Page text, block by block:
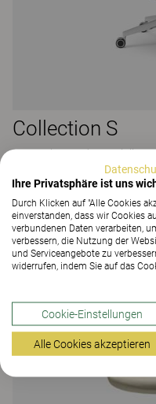
Collection S
265 Farben und Materialien|
Ihre Privatsphäre ist uns
Durch Klicken auf "Alle Cookies
einverstanden, dass wir Cookies
verbundenen Daten verarbeiten,
verbessern, die Nutzung der
und Serviceangebote zu
widerrufen, indem Sie auf das
Cookie-Einstellungen
Alle Cookies akzeptieren